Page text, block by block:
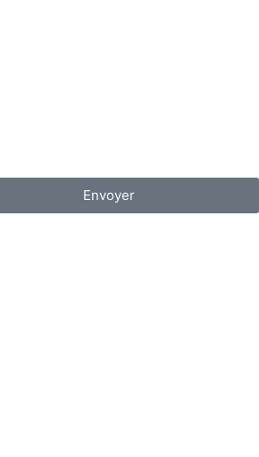
Envoyer